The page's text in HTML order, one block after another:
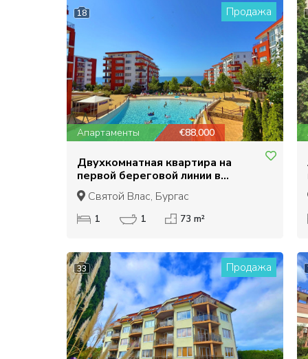
18 Продажа
Апартаменты €88,000
Двухкомнатная квартира на
первой береговой линии в
Марина Форт Клуб – Святой Влас
Святой Влас, Бургас
1 1 73 m²
33 Продажа